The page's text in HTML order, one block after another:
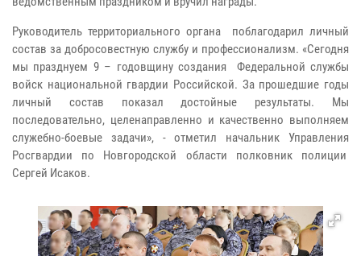
Руководитель территориального органа поблагодарил личный
состав за добросовестную службу и профессионализм. «Сегодня
мы празднуем 9 – годовщину создания Федеральной службы
войск национальной гвардии Российской. За прошедшие годы
личный состав показал достойные результаты. Мы
последовательно, целенаправленно и качественно выполняем
служебно-боевые задачи», - отметил начальник Управления
Росгвардии по Новгородской области полковник полиции
Сергей Исаков.